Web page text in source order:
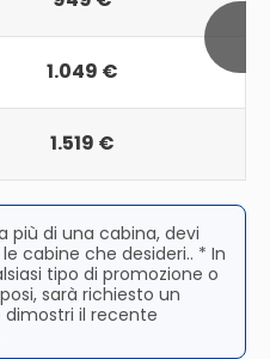
1.049 €
1.519 €
più di una cabina, devi
cabine che desideri.. * In
tipo di promozione o
sarà richiesto un
il recente